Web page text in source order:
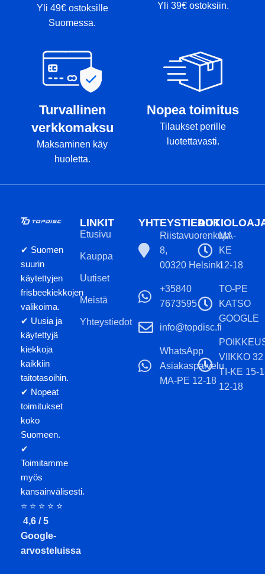
Yli 49€ ostoksille
Suomessa.
Yli 39€ ostoksiin.
Turvallinen
verkkomaksu
Maksaminen käy
huoletta.
Nopea toimitus
Tilaukset perille
luotettavasti.
✔ Suomen
suurin
käytettyjen
frisbeekiekkojen
valikoima.
✔ Uusia ja
käytettyjä
kiekkoja
kaikkiin
taitotasoihin.
✔ Nopeat
toimitukset
koko
Suomeen.
✔
Toimitamme
myös
kansainvälisesti.
⭐ ⭐ ⭐ ⭐ ⭐
4,6 / 5
Google-
arvosteluissa
LINKIT
Etusivu
Kauppa
Uutiset
Meistä
Yhteystiedot
YHTEYSTIEDOT
Riistavuorenkuja
8,
00320 Helsinki
+35840
7673595
info@topdisc.fi
WhatsApp
Asiakaspalvelu
MA-PE 12-18
MA-
KE
12-18
TO-PE
KATSO
GOOGLE
VIIKKO 32
TI-KE 15-
12-18